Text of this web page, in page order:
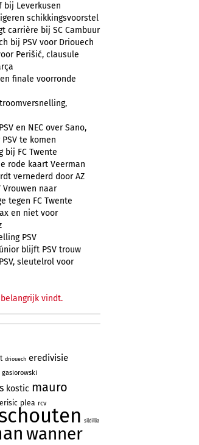
bij Leverkusen
schikkingsvoorstel
carrière bij SC Cambuur
bij PSV voor Driouech
Perišić, clausule
finale voorronde
en NEC over Sano,
te komen
bij FC Twente
rode kaart Veerman
vernederd door AZ
Vrouwen naar
tegen FC Twente
en niet voor
PSV
blijft PSV trouw
sleutelrol voor
vindt.
driouech eredivisie
gasiorowski
kostic mauro
plea rcv
sildillia
wanner